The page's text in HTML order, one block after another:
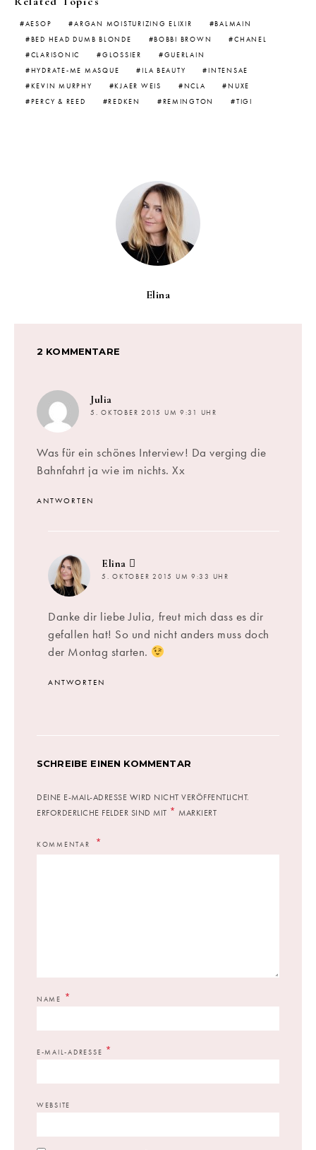
AESOP ARGAN MOISTURIZING ELIXIR
BALMAIN
BED HEAD DUMB BLONDE
BOBBI BROWN
CHANEL
CLARISONIC
GLOSSIER
GUERLAIN
HYDRATE-ME MASQUE
ILA BEAUTY
INTENSAE
KEVIN MURPHY
KJAER WEIS NCLA
NUXE
PERCY & REED
REDKEN REMINGTON TIGI
Elina
2 KOMMENTARE
Julia
5. OKTOBER 2015 UM 9:31 UHR
Was für ein schönes Interview! Da verging die
Bahnfahrt ja wie im nichts. Xx
ANTWORTEN
Elina
5. OKTOBER 2015 UM 9:33 UHR
Danke dir liebe Julia, freut mich dass es dir
gefallen hat! So und nicht anders muss doch
der Montag starten.
ANTWORTEN
SCHREIBE EINEN KOMMENTAR
DEINE E-MAIL-ADRESSE WIRD NICHT VERÖFFENTLICHT.
ERFORDERLICHE FELDER SIND MIT * MARKIERT
KOMMENTAR
NAME *
E-MAIL-ADRESSE *
WEBSITE